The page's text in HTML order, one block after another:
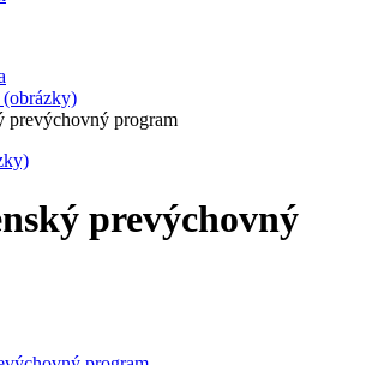
prevýchovný program
prevýchovný